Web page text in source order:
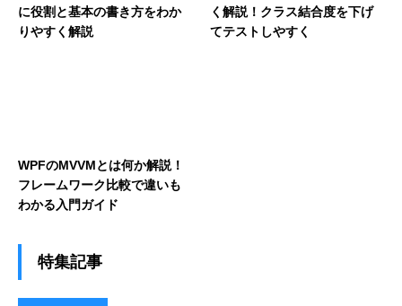
に役割と基本の書き方をわか
りやすく解説
く解説！クラス結合度を下げ
てテストしやすく
WPFのMVVMとは何か解説！
フレームワーク比較で違いも
わかる入門ガイド
特集記事